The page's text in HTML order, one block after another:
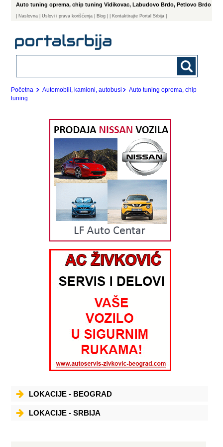
Auto tuning oprema, chip tuning Vidikovac, Labudovo Brdo, Petlovo Brdo
Naslovna | Uslovi i prava korišćenja Blog | Kontaktirajte Portal Srbija |
Početna Automobili, kamioni, autobusi
Auto tuning oprema, chip
tuning
LOKACIJE - BEOGRAD
LOKACIJE - SRBIJA